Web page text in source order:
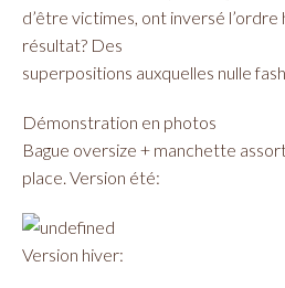
d’être victimes, ont inversé
résultat? Des
superpositions auxquelles nulle
Démonstration en photos
Bague oversize + manchette
place. Version été:
Version hiver: